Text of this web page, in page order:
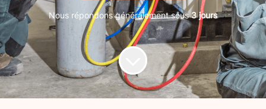
Nous répondons généralement sous3 jours